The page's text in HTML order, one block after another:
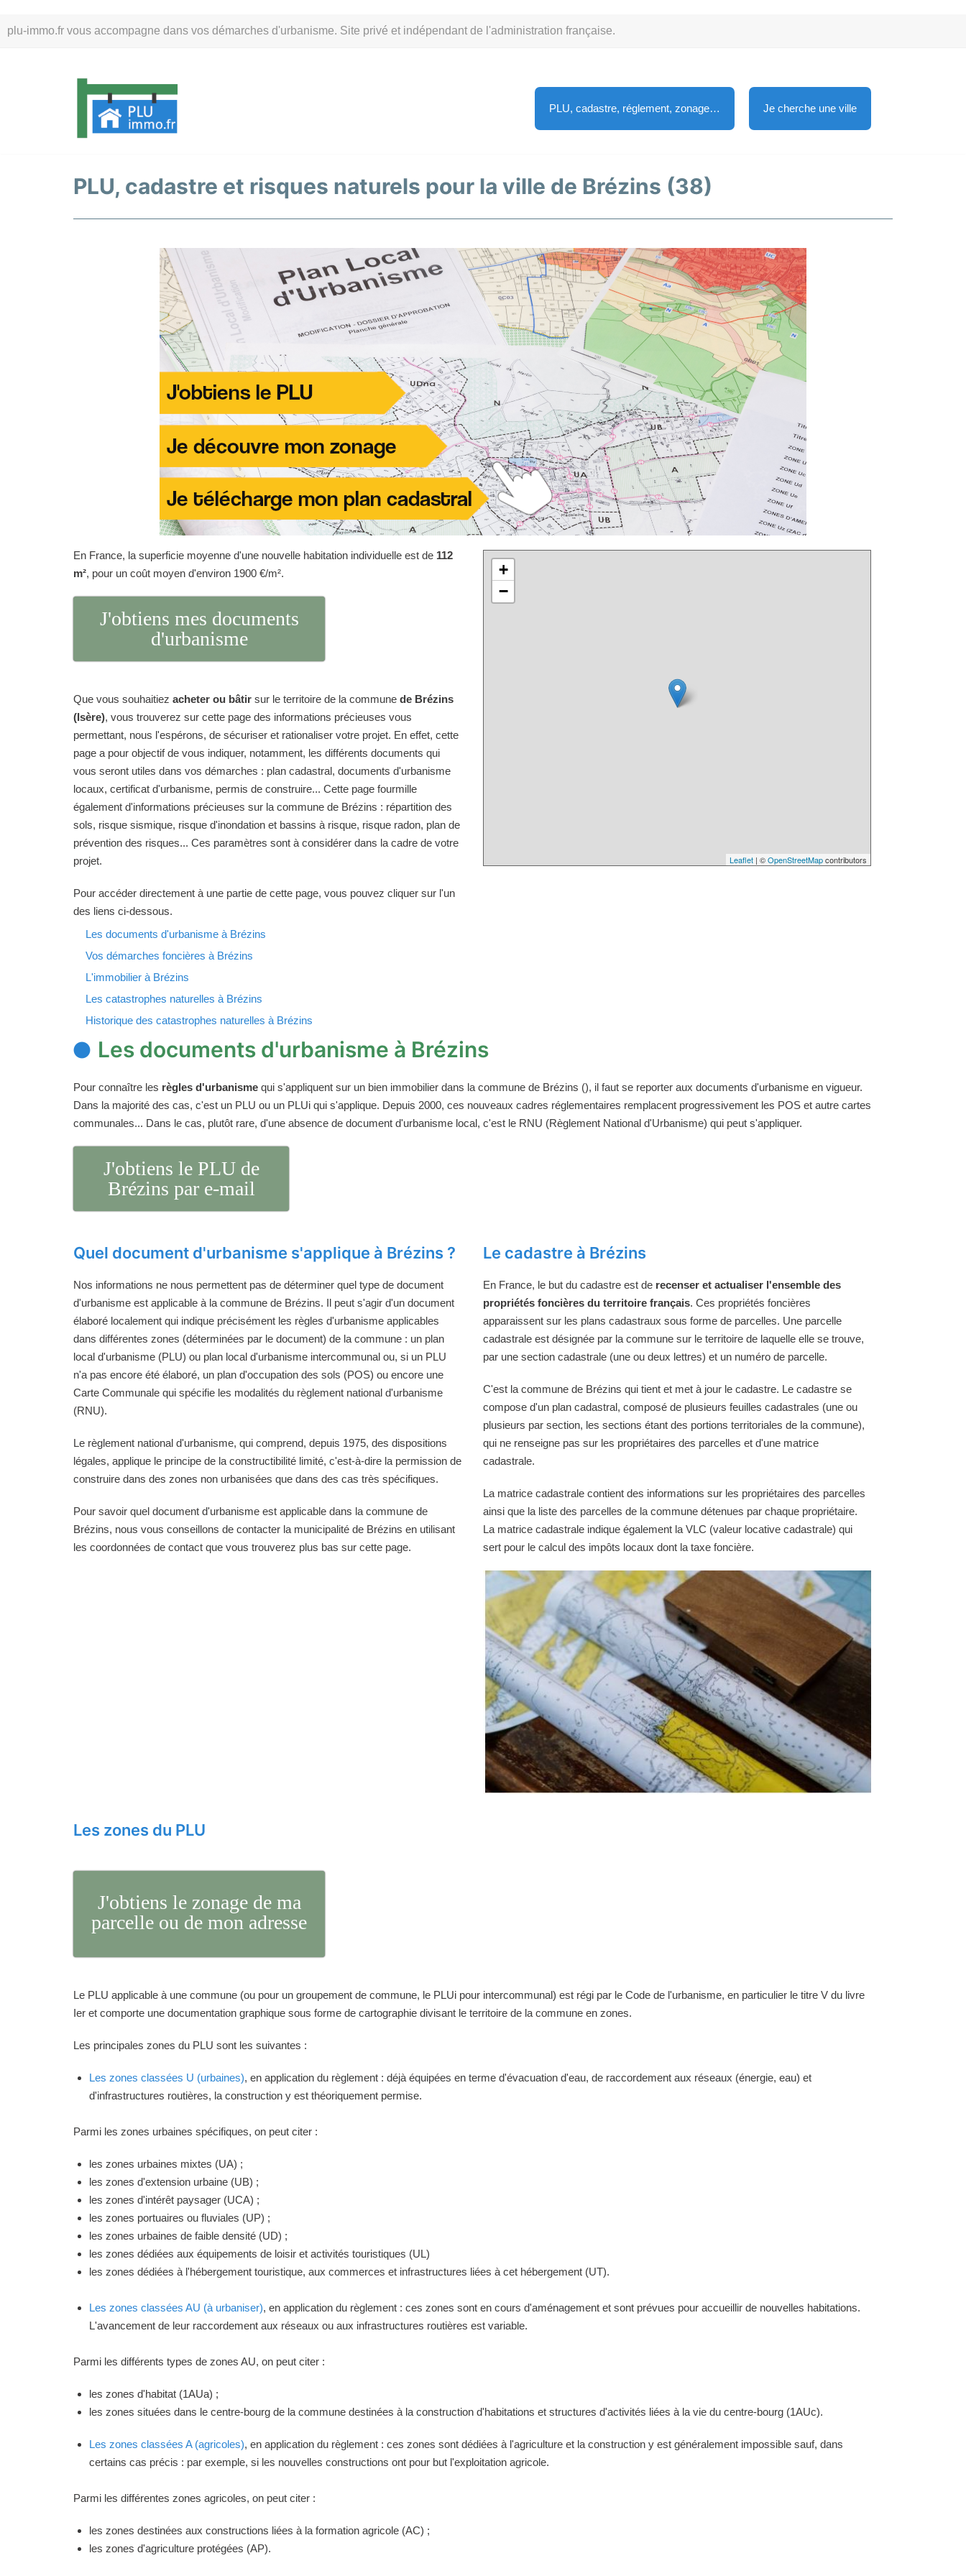
plu-immo.fr vous accompagne dans vos démarches d'urbanisme. Site privé et indépendant de l'administration française.
au
PLU, cadastre, réglement, zonage… Je cherche une ville
PLU, cadastre et risques naturels pour la ville de Brézins (38)
En France, la superficie moyenne d'une nouvelle habitation individuelle est de 112
m², pour un coût moyen d'environ 1900 €/m².
J'obtiens mes documents
d'urbanisme
Que vous souhaitiez acheter ou bâtir sur le territoire de la commune de Brézins
(Isère), vous trouverez sur cette page des informations précieuses vous
permettant, nous l'espérons, de sécuriser et rationaliser votre projet. En effet, cette
page a pour objectif de vous indiquer, notamment, les différents documents qui
vous seront utiles dans vos démarches : plan cadastral, documents d'urbanisme
locaux, certificat d'urbanisme, permis de construire... Cette page fourmille
également d'informations précieuses sur la commune de Brézins : répartition des
sols, risque sismique, risque d'inondation et bassins à risque, risque radon, plan de
prévention des risques... Ces paramètres sont à considérer dans la cadre de votre
projet.
Pour accéder directement à une partie de cette page, vous pouvez cliquer sur l'un
des liens ci-dessous.
Les documents d'urbanisme à Brézins
Vos démarches foncières à Brézins
L'immobilier à Brézins
Les catastrophes naturelles à Brézins
Historique des catastrophes naturelles à Brézins
+
−
Leaflet | ©OpenStreetMapcontributors
Les documents d'urbanisme à Brézins
Pour connaître les règles d'urbanisme qui s'appliquent sur un bien immobilier dans la commune de Brézins (), il faut se reporter aux documents d'urbanisme en vigueur.
Dans la majorité des cas, c'est un PLU ou un PLUi qui s'applique. Depuis 2000, ces nouveaux cadres réglementaires remplacent progressivement les POS et autre cartes
communales... Dans le cas, plutôt rare, d'une absence de document d'urbanisme local, c'est le RNU (Règlement National d'Urbanisme) qui peut s'appliquer.
J'obtiens le PLU de
Brézins par e-mail
Quel document d'urbanisme s'applique à Brézins ?
Nos informations ne nous permettent pas de déterminer quel type de document
d'urbanisme est applicable à la commune de Brézins. Il peut s'agir d'un document
élaboré localement qui indique précisément les règles d'urbanisme applicables
dans différentes zones (déterminées par le document) de la commune : un plan
local d'urbanisme (PLU) ou plan local d'urbanisme intercommunal ou, si un PLU
n'a pas encore été élaboré, un plan d'occupation des sols (POS) ou encore une
Carte Communale qui spécifie les modalités du règlement national d'urbanisme
(RNU).
Le règlement national d'urbanisme, qui comprend, depuis 1975, des dispositions
légales, applique le principe de la constructibilité limité, c'est-à-dire la permission de
construire dans des zones non urbanisées que dans des cas très spécifiques.
Pour savoir quel document d'urbanisme est applicable dans la commune de
Brézins, nous vous conseillons de contacter la municipalité de Brézins en utilisant
les coordonnées de contact que vous trouverez plus bas sur cette page.
Le cadastre à Brézins
En France, le but du cadastre est de recenser et actualiser l'ensemble des
propriétés foncières du territoire français. Ces propriétés foncières
apparaissent sur les plans cadastraux sous forme de parcelles. Une parcelle
cadastrale est désignée par la commune sur le territoire de laquelle elle se trouve,
par une section cadastrale (une ou deux lettres) et un numéro de parcelle.
C'est la commune de Brézins qui tient et met à jour le cadastre. Le cadastre se
compose d'un plan cadastral, composé de plusieurs feuilles cadastrales (une ou
plusieurs par section, les sections étant des portions territoriales de la commune),
qui ne renseigne pas sur les propriétaires des parcelles et d'une matrice
cadastrale.
La matrice cadastrale contient des informations sur les propriétaires des parcelles
ainsi que la liste des parcelles de la commune détenues par chaque propriétaire.
La matrice cadastrale indique également la VLC (valeur locative cadastrale) qui
sert pour le calcul des impôts locaux dont la taxe foncière.
Les zones du PLU
J'obtiens le zonage de ma
parcelle ou de mon adresse
Le PLU applicable à une commune (ou pour un groupement de commune, le PLUi pour intercommunal) est régi par le Code de l'urbanisme, en particulier le titre V du livre
Ier et comporte une documentation graphique sous forme de cartographie divisant le territoire de la commune en zones.
Les principales zones du PLU sont les suivantes :
Les zones classées U (urbaines), en application du règlement : déjà équipées en terme d'évacuation d'eau, de raccordement aux réseaux (énergie, eau) et
d'infrastructures routières, la construction y est théoriquement permise.
Parmi les zones urbaines spécifiques, on peut citer :
les zones urbaines mixtes (UA) ;
les zones d'extension urbaine (UB) ;
les zones d'intérêt paysager (UCA) ;
les zones portuaires ou fluviales (UP) ;
les zones urbaines de faible densité (UD) ;
les zones dédiées aux équipements de loisir et activités touristiques (UL)
les zones dédiées à l'hébergement touristique, aux commerces et infrastructures liées à cet hébergement (UT).
Les zones classées AU (à urbaniser), en application du règlement : ces zones sont en cours d'aménagement et sont prévues pour accueillir de nouvelles habitations.
L'avancement de leur raccordement aux réseaux ou aux infrastructures routières est variable.
Parmi les différents types de zones AU, on peut citer :
les zones d'habitat (1AUa) ;
les zones situées dans le centre-bourg de la commune destinées à la construction d'habitations et structures d'activités liées à la vie du centre-bourg (1AUc).
Les zones classées A (agricoles), en application du règlement : ces zones sont dédiées à l'agriculture et la construction y est généralement impossible sauf, dans
certains cas précis : par exemple, si les nouvelles constructions ont pour but l'exploitation agricole.
Parmi les différentes zones agricoles, on peut citer :
les zones destinées aux constructions liées à la formation agricole (AC) ;
les zones d'agriculture protégées (AP).